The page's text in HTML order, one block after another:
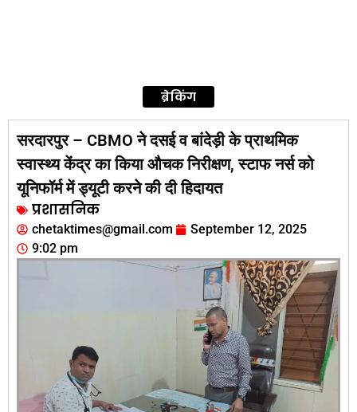
ब्रेकिंग
सरदारपुर – CBMO ने दसई व बांदेड़ी के प्राथमिक
स्वास्थ्य केंद्र का किया औचक निरीक्षण, स्टाफ नर्स को
यूनिफॉर्म में ड्यूटी करने की दी हिदायत
प्रशासनिक
chetaktimes@gmail.com
September 12, 2025
9:02 pm